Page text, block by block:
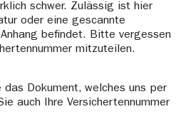
schwer. Zulässig ist hier
oder eine gescannte
befindet. Bitte vergessen
mitzuteilen.
Dokument, welches uns per
auch Ihre Versichertennummer